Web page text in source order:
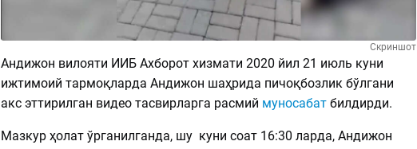
Скриншот
Андижон вилояти ИИБ Ахборот хизмати 2020 йил 21 июль куни
ижтимоий тармоқларда Андижон шаҳрида пичоқбозлик бўлгани
акс эттирилган видео тасвирларга расмий муносабатбилдирди.
Мазкур ҳолат ўрганилганда, шу куни соат 16:30 ларда, Андижон